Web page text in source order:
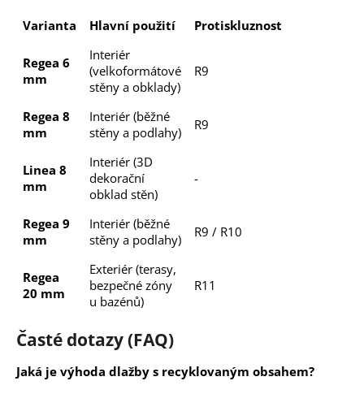
Varianta Hlavní použití Protiskluznost
Regea 6
mm
Interiér
(velkoformátové
stěny a obklady)
R9
Regea 8
mm
Interiér (běžné
stěny a podlahy)
R9
Linea 8
mm
Interiér (3D
dekorační
obklad stěn)
-
Regea 9
mm
Interiér (běžné
stěny a podlahy)
R9 / R10
Regea
20 mm
Exteriér (terasy,
bezpečné zóny
u bazénů)
R11
Časté dotazy (FAQ)
Jaká je výhoda dlažby s recyklovaným obsahem?